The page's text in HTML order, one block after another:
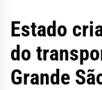
Estado
do
Grande